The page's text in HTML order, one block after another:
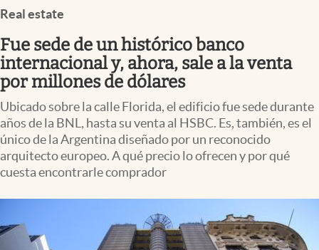
Mercados Online
Negocios
Columnistas
Apertura
Infotechnology
Clase
Mundial 2026
Real estate
Fue sede de un histórico banco
internacional y, ahora, sale a la venta
por millones de dólares
Ubicado sobre la calle Florida, el edificio fue sede durante
años de la BNL, hasta su venta al HSBC. Es, también, es el
único de la Argentina diseñado por un reconocido
arquitecto europeo. A qué precio lo ofrecen y por qué
cuesta encontrarle comprador